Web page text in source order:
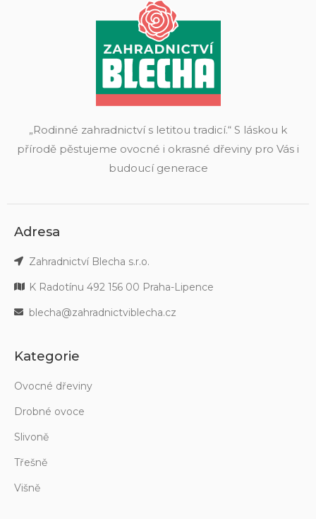
„Rodinné zahradnictví s letitou tradicí.“ S láskou k
přírodě pěstujeme ovocné i okrasné dřeviny pro Vás i
budoucí generace
Adresa
Zahradnictví Blecha s.r.o.
K Radotínu 492 156 00 Praha-Lipence
blecha@zahradnictviblecha.cz
Kategorie
Ovocné dřeviny
Drobné ovoce
Slivoně
Třešně
Višně